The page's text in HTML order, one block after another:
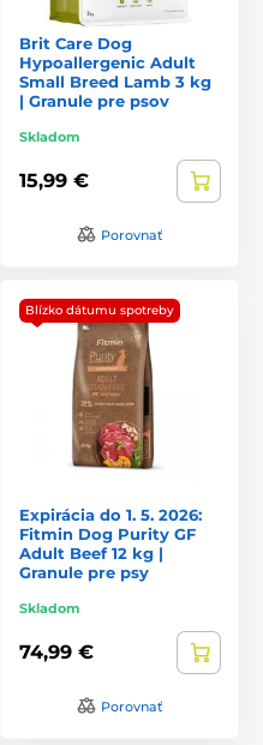
Brit Care Dog
Hypoallergenic Adult
Small Breed Lamb 3 kg
| Granule pre psov
Skladom
15,99 €
Porovnať
Blízko dátumu spotreby
Expirácia do 1. 5. 2026:
Fitmin Dog Purity GF
Adult Beef 12 kg |
Granule pre psy
Skladom
74,99 €
Porovnať